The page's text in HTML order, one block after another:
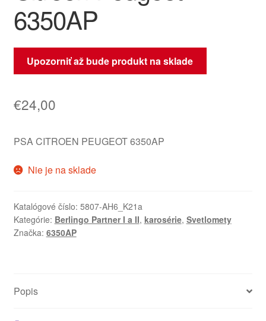
6350AP
Upozorniť až bude produkt na sklade
€24,00
PSA CITROEN PEUGEOT 6350AP
Nie je na sklade
Katalógové číslo: 5807-AH6_K21a
Kategórie: Berlingo Partner I a II, karosérie, Svetlomety
Značka: 6350AP
Popis